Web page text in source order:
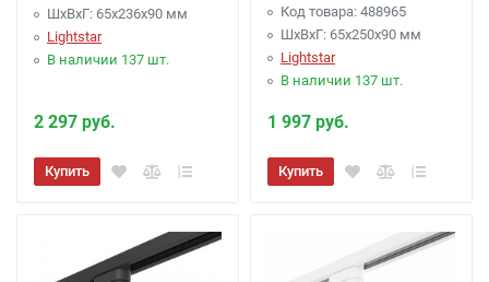
ШхВхГ: 65x236x90 мм
Lightstar
В наличии 137 шт.
2 297 руб.
Купить
Код товара: 488965
ШхВхГ: 65x250x90 мм
Lightstar
В наличии 137 шт.
1 997 руб.
Купить